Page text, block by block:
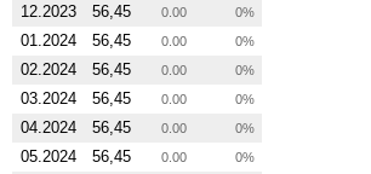
12.2023 56,45 0.00 0%
01.2024 56,45 0.00 0%
02.2024 56,45 0.00 0%
03.2024 56,45 0.00 0%
04.2024 56,45 0.00 0%
05.2024 56,45 0.00 0%